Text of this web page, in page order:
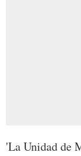
'La Unidad de